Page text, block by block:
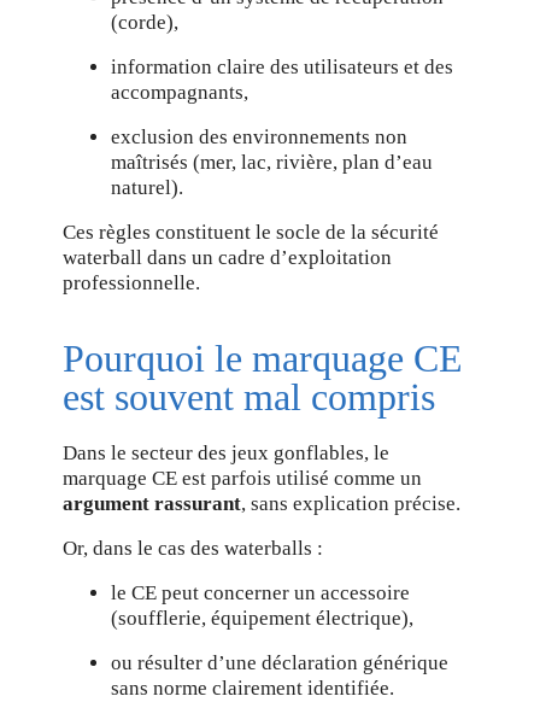
(corde),
information claire des utilisateurs et des
accompagnants,
exclusion des environnements non
maîtrisés (mer, lac, rivière, plan d’eau
naturel).
Ces règles constituent le socle de la sécurité
waterball dans un cadre d’exploitation
professionnelle.
Pourquoi le marquage CE
est souvent mal compris
Dans le secteur des jeux gonflables, le
marquage CE est parfois utilisé comme un
argument rassurant, sans explication précise.
Or, dans le cas des waterballs :
le CE peut concerner un accessoire
(soufflerie, équipement électrique),
ou résulter d’une déclaration générique
sans norme clairement identifiée.